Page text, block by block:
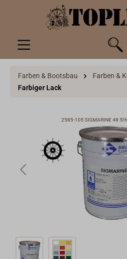
springen
Farben & Bootsbau
Farben &
Farbiger Lack
2585-105 SIGMARINE 48 5l